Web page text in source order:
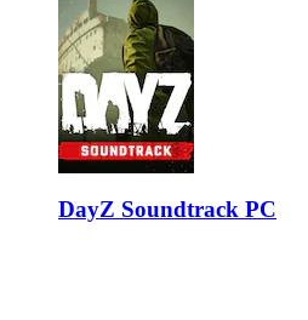
DayZ Soundtrack PC